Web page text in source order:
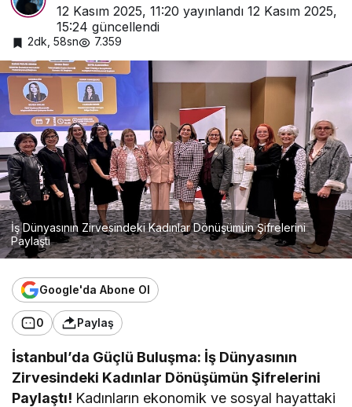
12 Kasım 2025, 11:20 yayınlandı 12 Kasım 2025,
15:24 güncellendi
2dk, 58sn 7.359
İş Dünyasının Zirvesindeki Kadınlar Dönüşümün Şifrelerini
Paylaştı
Google'da Abone Ol
0 Paylaş
İstanbul’da Güçlü Buluşma: İş Dünyasının
Zirvesindeki Kadınlar Dönüşümün Şifrelerini
Paylaştı! Kadınların ekonomik ve sosyal hayattaki